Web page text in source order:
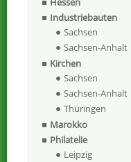
Industriebauten
Sachsen
Sachsen-Anhalt
Kirchen
Sachsen
Sachsen-Anhalt
Thüringen
Marokko
Philatelie
Leipzig